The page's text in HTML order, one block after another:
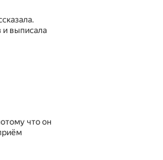
и выписала
что он